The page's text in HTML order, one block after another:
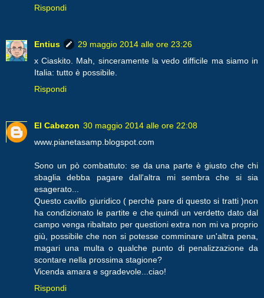
Rispondi
Entius
29 maggio 2014 alle ore 23:26
x Ciaskito. Mah, sinceramente la vedo difficile ma siamo in
Italia: tutto è possibile.
Rispondi
El Cabezon 30 maggio 2014 alle ore 22:08
www.pianetasamp.blogspot.com
Sono un pò combattuto: se da una parte è giusto che chi
sbaglia debba pagare dall'altra mi sembra che si sia
esagerato...
Questo cavillo giuridico ( perchè pare di questo si tratti )non
ha condizionato le partite e che quindi un verdetto dato dal
campo venga ribaltato per questioni extra non mi va proprio
giù, possibile che non si potesse comminare un'altra pena,
magari una multa o qualche punto di penalizzazione da
scontare nella prossima stagione?
Vicenda amara e sgradevole...ciao!
Rispondi